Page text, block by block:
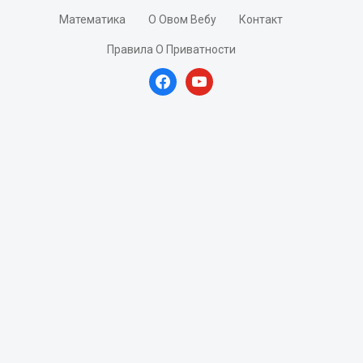
Математика О Овом Вебу Контакт
Правила О Приватности
facebookyoutube